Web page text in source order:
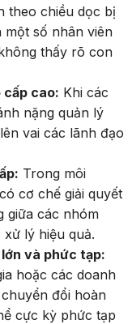
theo chiều dọc bị
một số nhân viên
thấy rõ con
cấp cao: Khi các
nặng quản lý
vai các lãnh đạo
Trong môi
cơ chế giải quyết
giữa các nhóm
lý hiệu quả.
và phức tạp:
hoặc các doanh
đổi hoàn
cực kỳ phức tạp